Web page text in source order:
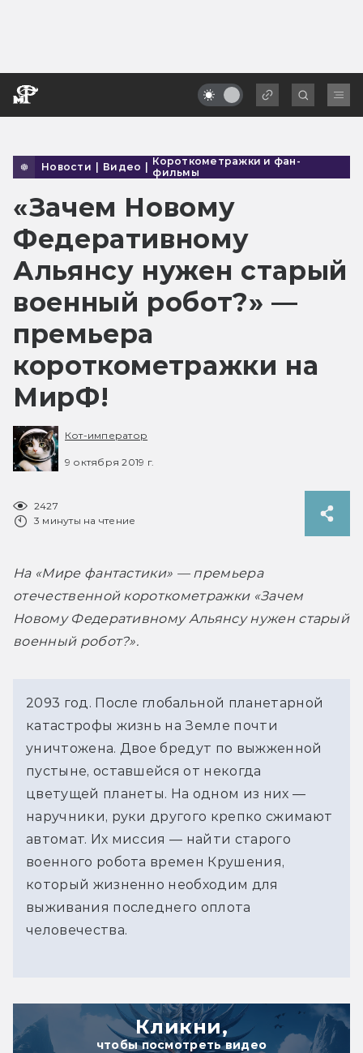
Новости | Видео | Короткометражки и фан-
фильмы
«Зачем Новому
Федеративному
Альянсу нужен старый
военный робот?» —
премьера
короткометражки на
МирФ!
Кот-император
9 октября 2019 г.
2427
3 минуты на чтение
На «Мире фантастики» — премьера
отечественной короткометражки «Зачем
Новому Федеративному Альянсу нужен старый
военный робот?».
2093 год. После глобальной планетарной
катастрофы жизнь на Земле почти
уничтожена. Двое бредут по выжженной
пустыне, оставшейся от некогда
цветущей планеты. На одном из них —
наручники, руки другого крепко сжимают
автомат. Их миссия — найти старого
военного робота времен Крушения,
который жизненно необходим для
выживания последнего оплота
человечества.
Кликни,
чтобы посмотреть видео